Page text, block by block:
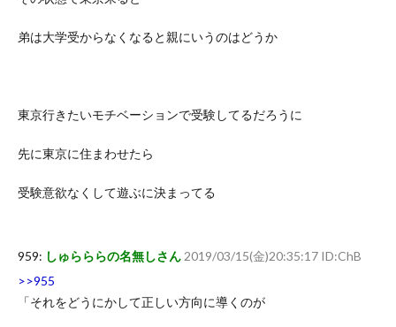
弟は大学受からなくなると親にいうのはどうか
東京行きたいモチベーションで受験してるだろうに
先に東京に住まわせたら
受験意欲なくして遊ぶに決まってる
959: しゅらららの名無しさん 2019/03/15(金)20:35:17 ID:ChB
>>955
「それをどうにかして正しい方向に導くのが